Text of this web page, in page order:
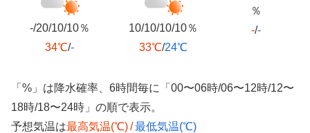
-/20/10/10％
34℃/-
10/10/10/10％
33℃/24℃
％
-/-
「%」は降水確率、6時間毎に「00〜06時/06〜12時/12〜
18時/18〜24時」の順で表示。
予想気温は最高気温(℃)/最低気温(℃)